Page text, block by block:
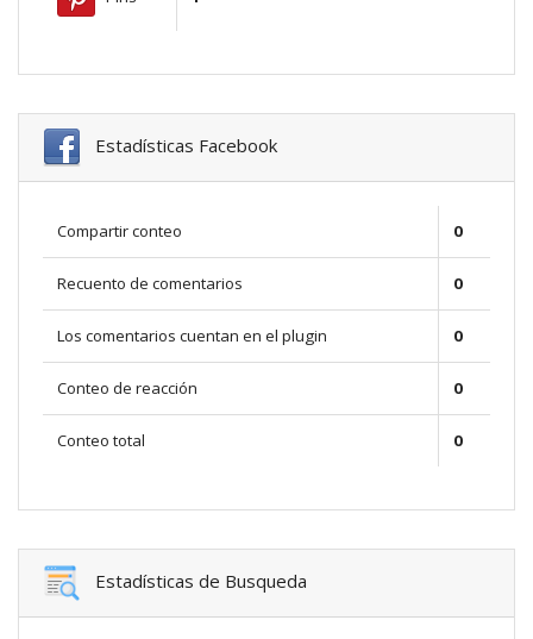
Estadísticas Facebook
Compartir conteo 0
Recuento de comentarios 0
Los comentarios cuentan en el plugin 0
Conteo de reacción 0
Conteo total 0
Estadísticas de Busqueda